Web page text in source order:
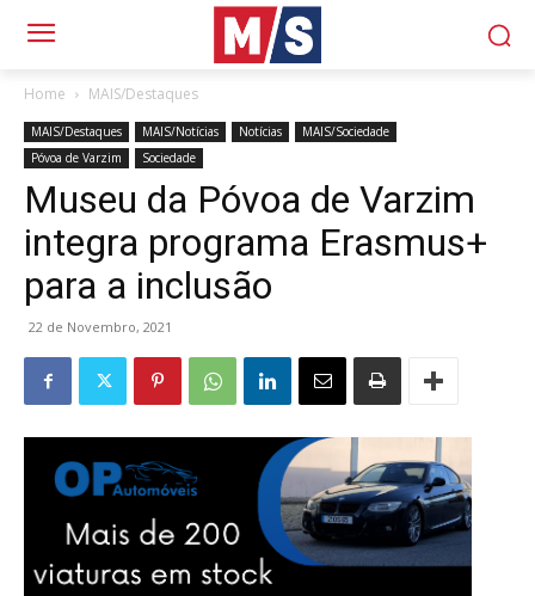
Home MAIS/Destaques
MAIS/Destaques MAIS/Notícias Notícias
MAIS/Sociedade
Póvoa de Varzim
Sociedade
Museu da Póvoa de Varzim
integra programa Erasmus+
para a inclusão
22 de Novembro, 2021